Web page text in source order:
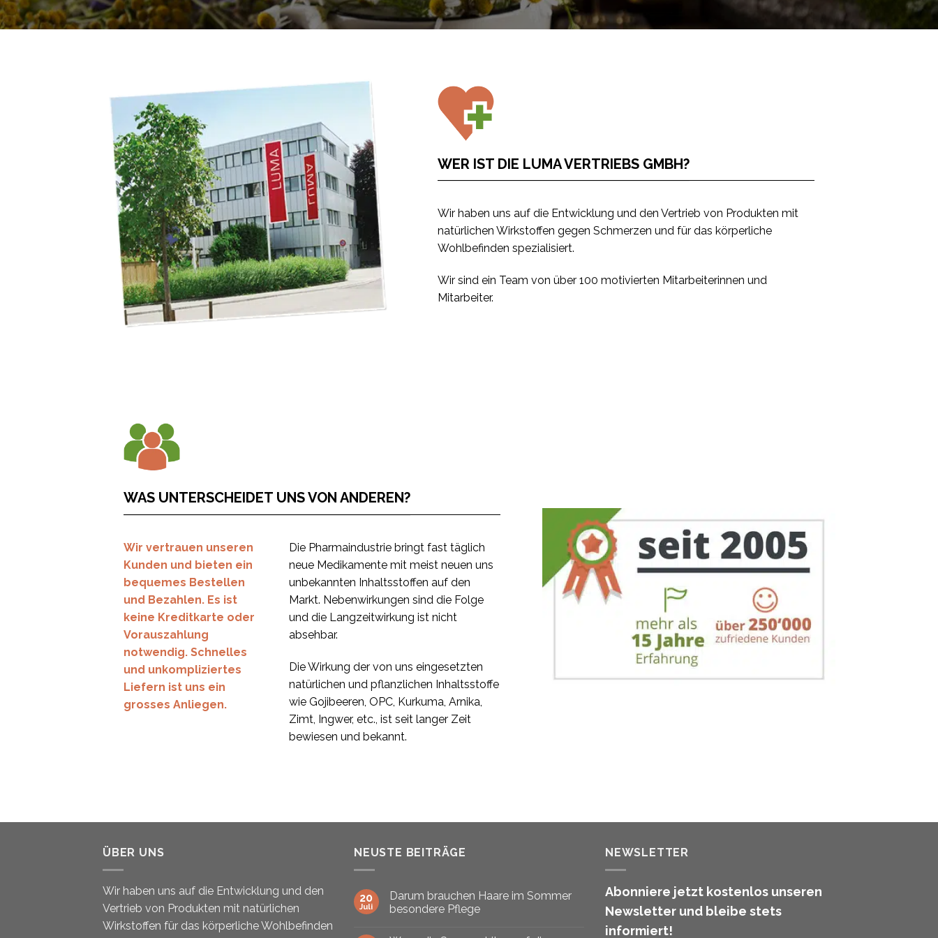
WER IST DIE LUMA VERTRIEBS GMBH?
Wir haben uns auf die Entwicklung und den Vertrieb von Produkten mit
natürlichen Wirkstoffen gegen Schmerzen und für das körperliche
Wohlbefinden spezialisiert.
Wir sind ein Team von über 100 motivierten Mitarbeiterinnen und
Mitarbeiter.
WAS UNTERSCHEIDET UNS VON ANDEREN?
Wir vertrauen unseren
Kunden und bieten ein
bequemes Bestellen
und Bezahlen. Es ist
keine Kreditkarte oder
Vorauszahlung
notwendig. Schnelles
und unkompliziertes
Liefern ist uns ein
grosses Anliegen.
Die Pharmaindustrie bringt fast täglich
neue Medikamente mit meist neuen uns
unbekannten Inhaltsstoffen auf den
Markt. Nebenwirkungen sind die Folge
und die Langzeitwirkung ist nicht
absehbar.
Die Wirkung der von uns eingesetzten
natürlichen und pflanzlichen Inhaltsstoffe
wie Gojibeeren, OPC, Kurkuma, Arnika,
Zimt, Ingwer, etc., ist seit langer Zeit
bewiesen und bekannt.
ÜBER UNS
Wir haben uns auf die Entwicklung und den
Vertrieb von Produkten mit natürlichen
Wirkstoffen für das körperliche Wohlbefinden
NEUSTE BEITRÄGE
20
Juli
Darum brauchen Haare im Sommer
besondere Pflege
NEWSLETTER
Abonniere jetzt kostenlos unseren
Newsletter und bleibe stets
informiert!